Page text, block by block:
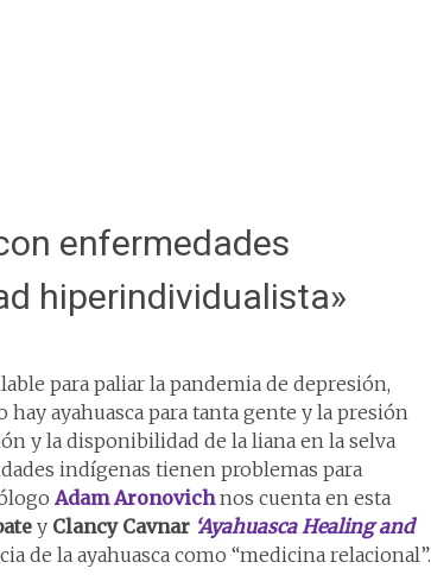
enfermedades
hiperindividualista»
para paliar la pandemia de depresión,
ayahuasca para tanta gente y la presión
y la disponibilidad de la liana en la selva
indígenas tienen problemas para
Adam Aronovichnos cuenta en esta
y Clancy Cavnar ‘Ayahuasca Healing and
de la ayahuasca como “medicina relacional”.